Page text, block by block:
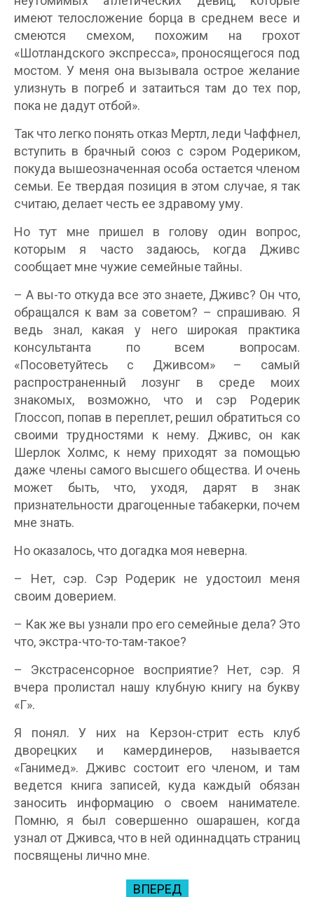
имеют телосложение борца в среднем весе и
смеются смехом, похожим на грохот
«Шотландского экспресса», проносящегося под
мостом. У меня она вызывала острое желание
улизнуть в погреб и затаиться там до тех пор,
пока не дадут отбой».
Так что легко понять отказ Мертл, леди Чаффнел,
вступить в брачный союз с сэром Родериком,
покуда вышеозначенная особа остается членом
семьи. Ее твердая позиция в этом случае, я так
считаю, делает честь ее здравому уму.
Но тут мне пришел в голову один вопрос,
которым я часто задаюсь, когда Дживс
сообщает мне чужие семейные тайны.
– А вы-то откуда все это знаете, Дживс? Он что,
обращался к вам за советом? – спрашиваю. Я
ведь знал, какая у него широкая практика
консультанта по всем вопросам.
«Посоветуйтесь с Дживсом» – самый
распространенный лозунг в среде моих
знакомых, возможно, что и сэр Родерик
Глоссоп, попав в переплет, решил обратиться со
своими трудностями к нему. Дживс, он как
Шерлок Холмс, к нему приходят за помощью
даже члены самого высшего общества. И очень
может быть, что, уходя, дарят в знак
признательности драгоценные табакерки, почем
мне знать.
Но оказалось, что догадка моя неверна.
– Нет, сэр. Сэр Родерик не удостоил меня
своим доверием.
– Как же вы узнали про его семейные дела? Это
что, экстра-что-то-там-такое?
– Экстрасенсорное восприятие? Нет, сэр. Я
вчера пролистал нашу клубную книгу на букву
«Г».
Я понял. У них на Керзон-стрит есть клуб
дворецких и камердинеров, называется
«Ганимед». Дживс состоит его членом, и там
ведется книга записей, куда каждый обязан
заносить информацию о своем нанимателе.
Помню, я был совершенно ошарашен, когда
узнал от Дживса, что в ней одиннадцать страниц
посвящены лично мне.
ВПЕРЕД